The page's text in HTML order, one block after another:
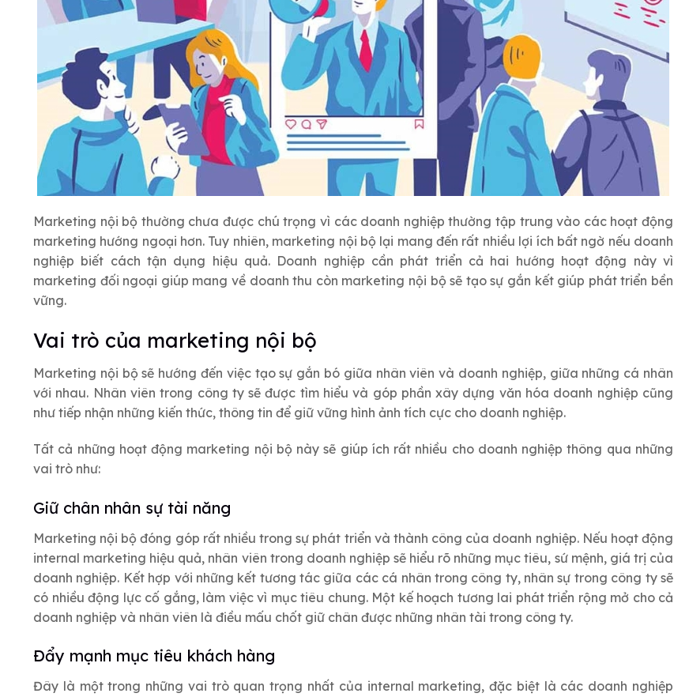
Marketing nội bộ thường chưa được chú trọng vì các doanh nghiệp thường tập trung vào các hoạt động
marketing hướng ngoại hơn. Tuy nhiên, marketing nội bộ lại mang đến rất nhiều lợi ích bất ngờ nếu doanh
nghiệp biết cách tận dụng hiệu quả. Doanh nghiệp cần phát triển cả hai hướng hoạt động này vì
marketing đối ngoại giúp mang về doanh thu còn marketing nội bộ sẽ tạo sự gắn kết giúp phát triển bền
vững.
Vai trò của marketing nội bộ
Marketing nội bộ sẽ hướng đến việc tạo sự gắn bó giữa nhân viên và doanh nghiệp, giữa những cá nhân
với nhau. Nhân viên trong công ty sẽ được tìm hiểu và góp phần xây dựng văn hóa doanh nghiệp cũng
như tiếp nhận những kiến thức, thông tin để giữ vững hình ảnh tích cực cho doanh nghiệp.
Tất cả những hoạt động marketing nội bộ này sẽ giúp ích rất nhiều cho doanh nghiệp thông qua những
vai trò như:
Giữ chân nhân sự tài năng
Marketing nội bộ đóng góp rất nhiều trong sự phát triển và thành công của doanh nghiệp. Nếu hoạt động
internal marketing hiệu quả, nhân viên trong doanh nghiệp sẽ hiểu rõ những mục tiêu, sứ mệnh, giá trị của
doanh nghiệp. Kết hợp với những kết tương tác giữa các cá nhân trong công ty, nhân sự trong công ty sẽ
có nhiều động lực cố gắng, làm việc vì mục tiêu chung. Một kế hoạch tương lai phát triển rộng mở cho cả
doanh nghiệp và nhân viên là điều mấu chốt giữ chân được những nhân tài trong công ty.
Đẩy mạnh mục tiêu khách hàng
Đây là một trong những vai trò quan trọng nhất của internal marketing, đặc biệt là các doanh nghiệp